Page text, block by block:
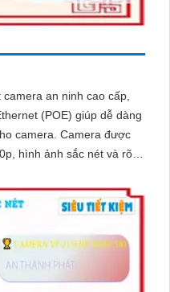
an ninh cao cấp,
(POE) giúp dễ dàng
được
hình ảnh sắc nét và rõ